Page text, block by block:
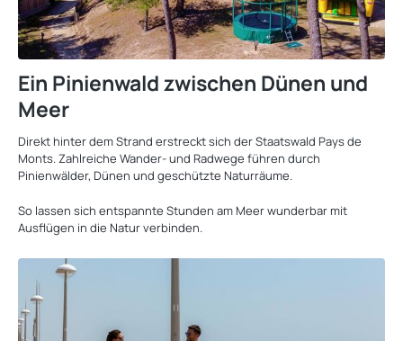
Ein Pinienwald zwischen Dünen und
Meer
Direkt hinter dem Strand erstreckt sich der Staatswald Pays de
Monts. Zahlreiche Wander- und Radwege führen durch
Pinienwälder, Dünen und geschützte Naturräume.
So lassen sich entspannte Stunden am Meer wunderbar mit
Ausflügen in die Natur verbinden.